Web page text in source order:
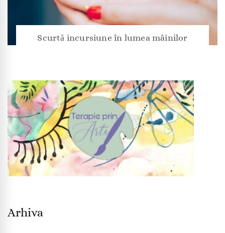
Scurtă incursiune în lumea mâinilor
Arhiva